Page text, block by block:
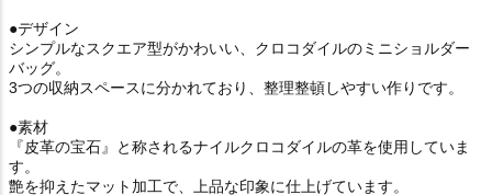
●デザイン
シンプルなスクエア型がかわいい、クロコダイルのミニショルダー
バッグ。
3つの収納スペースに分かれており、整理整頓しやすい作りです。
●素材
『皮革の宝石』と称されるナイルクロコダイルの革を使用していま
す。
艶を抑えたマット加工で、上品な印象に仕上げています。